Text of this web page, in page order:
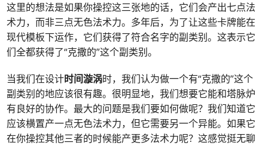
这里的想法是如果你操控这三张地的话，它们会产出七点法
术力，而非三点无色法术力。多年后，为了让这些卡牌能在
现代模板下运作，它们获得了符合名字的副类别。这表示它
们全都获得了“克撒的”这个副类别。
当我们在设计时间漩涡时，我们认为做一个有“克撒的”这个
副类别的地应该很有趣。很明显地，我们想要它能和塔脉炉
有良好的协作。最大的问题是我们要如何做呢？我们知道它
应该横置产一点无色法术力，但它需要另一个异能。如果它
在你操控其他三者的时候能产更多法术力呢？这感觉挺无聊